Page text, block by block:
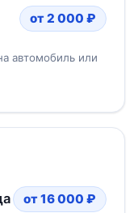
от 2 000 ₽
автомобиль или
от 16 000 ₽